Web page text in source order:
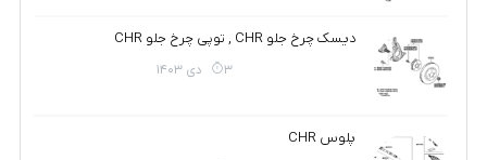
دیسک چرخ جلو CHR , توپی چرخ جلو CHR
3 دی 1403
پلوس CHR